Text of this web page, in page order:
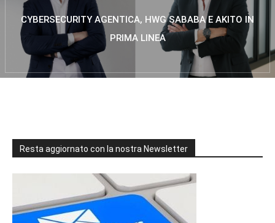
CYBERSECURITY AGENTICA, HWG SABABA E AKITO IN
PRIMA LINEA
Resta aggiornato con la nostra Newsletter